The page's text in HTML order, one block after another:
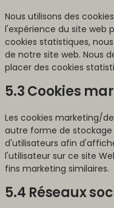
Nous utilisons des
l'expérience du site web
cookies statistiques,
de notre site web. Nous
placer des cookies
5.3 Cookies
Les cookies marketing/
autre forme de stockage
d'utilisateurs afin
l'utilisateur sur ce site
fins marketing similaires.
5.4 Réseaux